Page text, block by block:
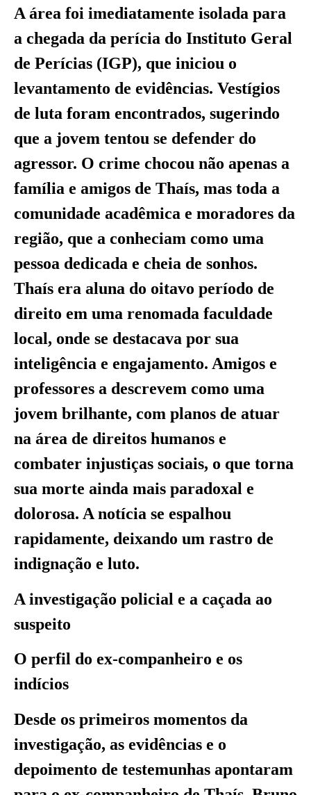
A área foi imediatamente isolada para
a chegada da perícia do Instituto Geral
de Perícias (IGP), que iniciou o
levantamento de evidências. Vestígios
de luta foram encontrados, sugerindo
que a jovem tentou se defender do
agressor. O crime chocou não apenas a
família e amigos de Thaís, mas toda a
comunidade acadêmica e moradores da
região, que a conheciam como uma
pessoa dedicada e cheia de sonhos.
Thaís era aluna do oitavo período de
direito em uma renomada faculdade
local, onde se destacava por sua
inteligência e engajamento. Amigos e
professores a descrevem como uma
jovem brilhante, com planos de atuar
na área de direitos humanos e
combater injustiças sociais, o que torna
sua morte ainda mais paradoxal e
dolorosa. A notícia se espalhou
rapidamente, deixando um rastro de
indignação e luto.
A investigação policial e a caçada ao
suspeito
O perfil do ex-companheiro e os
indícios
Desde os primeiros momentos da
investigação, as evidências e o
depoimento de testemunhas apontaram